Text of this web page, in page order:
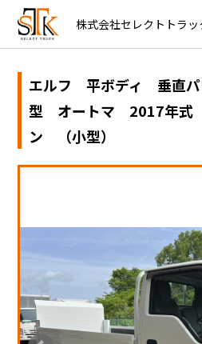
株式会社セレクトトラッ
エルフ 平ボディ 垂直
型 オートマ 2017年
ン （小型）